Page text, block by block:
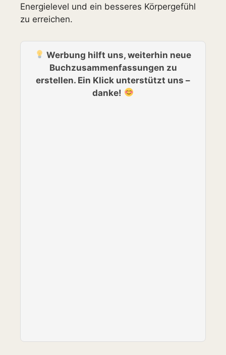
Energielevel und ein besseres Körpergefühl
zu erreichen.
Werbung hilft uns, weiterhin neue
Buchzusammenfassungen zu
erstellen. Ein Klick unterstützt uns –
danke!